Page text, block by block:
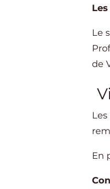
Le
de
En